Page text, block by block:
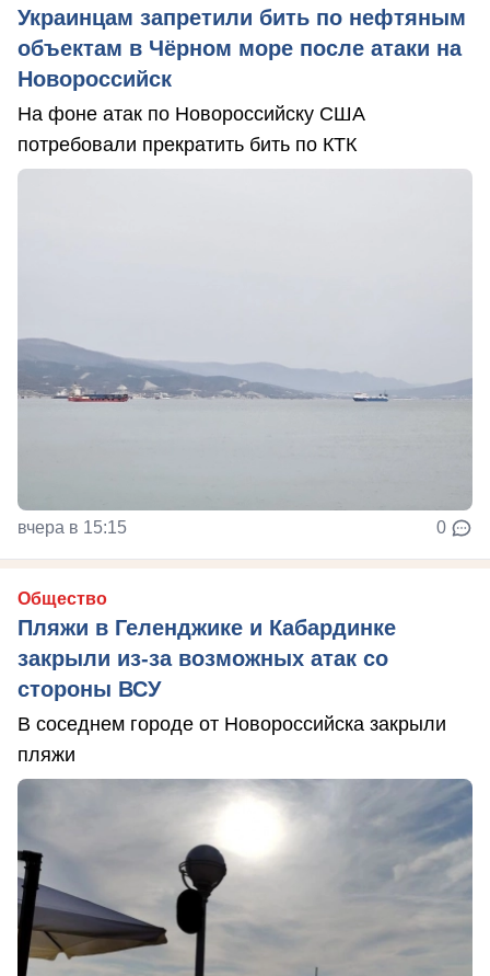
Украинцам запретили бить по нефтяным
объектам в Чёрном море после атаки на
Новороссийск
На фоне атак по Новороссийску США
потребовали прекратить бить по КТК
вчера в 15:15 0
Общество
Пляжи в Геленджике и Кабардинке
закрыли из-за возможных атак со
стороны ВСУ
В соседнем городе от Новороссийска закрыли
пляжи